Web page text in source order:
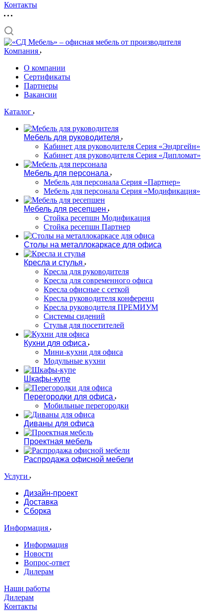
Контакты
Компания
О компании
Сертификаты
Партнеры
Вакансии
Каталог
Мебель для руководителя
Кабинет для руководителя Серия «Эндргейн»
Кабинет для руководителя Серия «Дипломат»
Мебель для персонала
Мебель для персонала Серия «Партнер»
Мебель для персонала Серия «Модификация»
Мебель для ресепшен
Стойка ресепшн Модификация
Стойка ресепшн Партнер
Столы на металлокаркасе для офиса
Кресла и стулья
Кресла для руководителя
Кресла для современного офиса
Кресла офисные с сеткой
Кресла руководителя конференц
Кресла руководителя ПРЕМИУМ
Системы сидений
Стулья для посетителей
Кухни для офиса
Мини-кухни для офиса
Модульные кухни
Шкафы-купе
Перегородки для офиса
Мобильные перегородки
Диваны для офиса
Проектная мебель
Распродажа офисной мебели
Услуги
Дизайн-проект
Доставка
Сборка
Информация
Информация
Новости
Вопрос-ответ
Дилерам
Наши работы
Дилерам
Контакты